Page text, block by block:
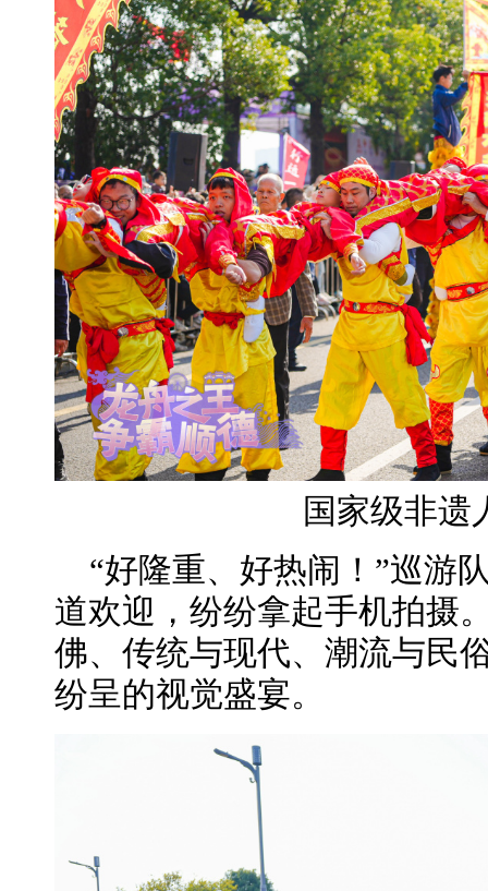
国家级非遗
“好隆重、好热闹！”巡游
道欢迎，纷纷拿起手机拍摄
佛、传统与现代、潮流与民
纷呈的视觉盛宴。